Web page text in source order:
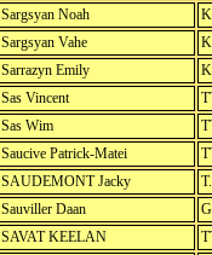
Sargsyan Noah
Sargsyan Vahe
Sarrazyn Emily
Sas Vincent
Sas Wim
Saucive Patrick-Matei
SAUDEMONT Jacky
Sauviller Daan
SAVAT KEELAN